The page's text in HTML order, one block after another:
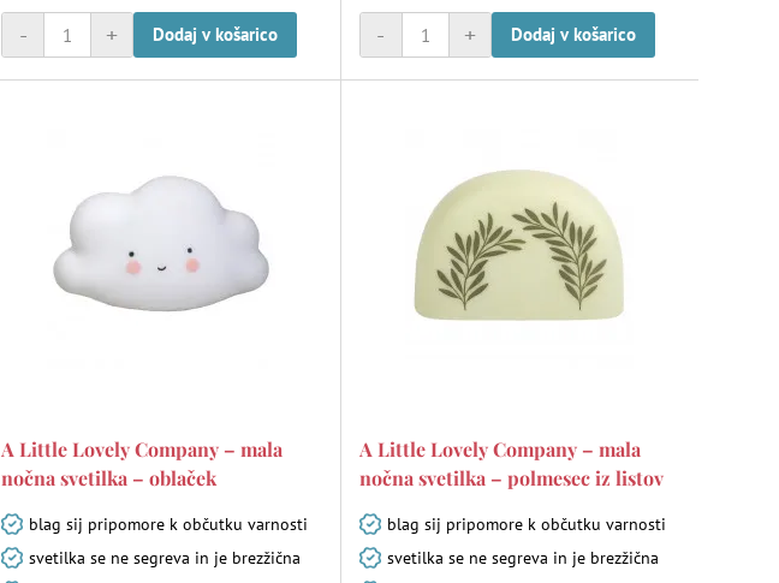
+
- Dodaj v košarico +
- Dodaj v košarico
A Little Lovely Company – mala
nočna svetilka – oblaček
blag sij pripomore k občutku varnosti
svetilka se ne segreva in je brezžična
A Little Lovely Company – mala
nočna svetilka – polmesec iz listov
blag sij pripomore k občutku varnosti
svetilka se ne segreva in je brezžična